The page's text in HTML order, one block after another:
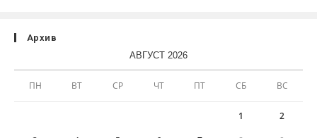
Архив
АВГУСТ 2026
ПН ВТ СР ЧТ ПТ СБ ВС
1 2